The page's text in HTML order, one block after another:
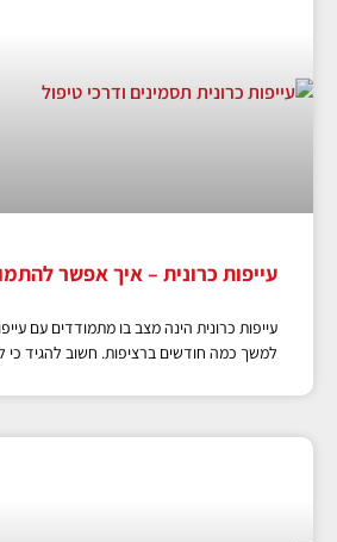
עייפות כרונית – איך אפשר
עייפות כרונית הינה מצב בו מתמודדים עם
למשך כמה חודשים ברציפות. חשוב להגיד כי